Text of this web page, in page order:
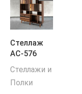
Стеллаж
АС-576
Стеллажи и
Полки